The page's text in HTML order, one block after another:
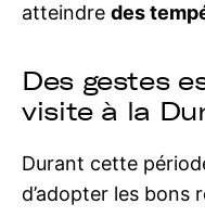
atteindre des
Des gestes
visite à la
Durant cette
d’adopter les bons